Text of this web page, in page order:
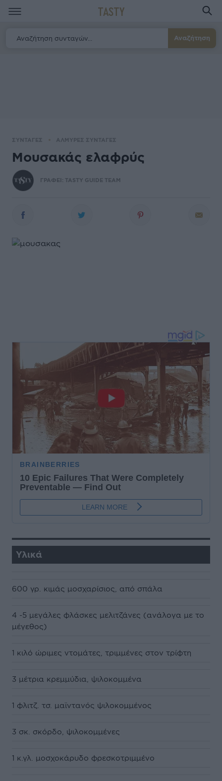
TASTY
Αναζήτηση
ΣΥΝΤΑΓΕΣ ΑΛΜΥΡΕΣ ΣΥΝΤΑΓΕΣ
Μουσακάς ελαφρύς
ΓΡΑΦΕΙ: TASTY GUIDE TEAM
Υλικά
600 γρ. κιμάς μοσχαρίσιος, από σπάλα
4 -5 μεγάλες φλάσκες μελιτζάνες (ανάλογα με το
μέγεθος)
1 κιλό ώριμες ντομάτες, τριμμένες στον τρίφτη
3 μέτρια κρεμμύδια, ψιλοκομμένα
1 φλιτζ. τσ. μαϊντανός ψιλοκομμένος
3 σκ. σκόρδο, ψιλοκομμένες
1 κ.γλ. μοσχοκάρυδο φρεσκοτριμμένο